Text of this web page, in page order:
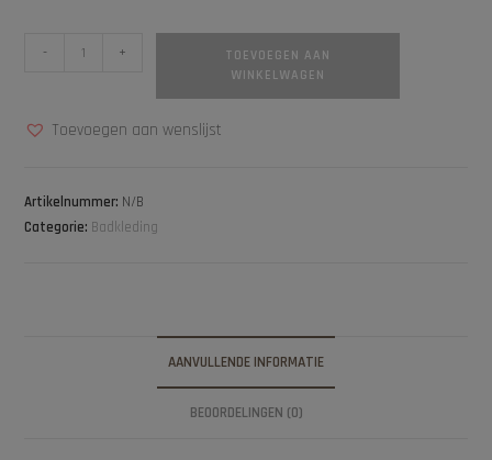
- +
TOEVOEGEN AAN
WINKELWAGEN
Toevoegen aan wenslijst
Artikelnummer: N/B
Categorie: Badkleding
AANVULLENDE INFORMATIE
BEOORDELINGEN (0)